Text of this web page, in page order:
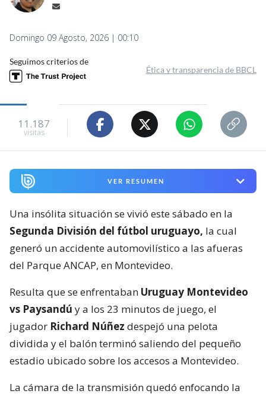
Domingo 09 Agosto, 2026 | 00:10
Seguimos criterios de
Ética y transparencia de BBCL
11.187
visitas
VER RESUMEN
Una insólita situación se vivió este sábado en la
Segunda División del fútbol uruguayo, la cual
generó un accidente automovilístico a las afueras
del Parque ANCAP, en Montevideo.
Resulta que se enfrentaban Uruguay Montevideo
vs Paysandú y a los 23 minutos de juego, el
jugador Richard Núñez despejó una pelota
dividida y el balón terminó saliendo del pequeño
estadio ubicado sobre los accesos a Montevideo.
La cámara de la transmisión quedó enfocando la